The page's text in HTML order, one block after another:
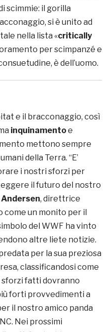
scimmie: il gorilla
si è unito ad
nella lista «critically
per scimpanzé e
è dell’uomo.
e il bracconaggio, così
inquinamentoe
mettono sempre
della Terra. “E’
i nostri sforzi per
il futuro del nostro
, direttrice
come un monito per il
del WWF ha vinto
altre liete notizie.
per la sua preziosa
classificandosi come
sforzi fatti dovranno
forti provvedimenti a
il nostro amico panda
Nei prossimi